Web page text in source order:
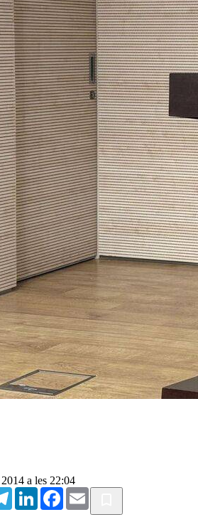
a les 22:04
TelegramLinkedInFacebook
Email